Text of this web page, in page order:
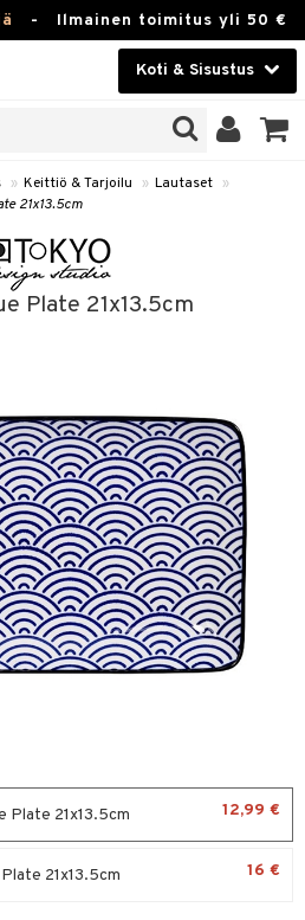
- Ilmainen toimitus yli 50 €
Koti & Sisustus
» Keittiö & Tarjoilu » Lautaset »
21x13.5cm
Plate 21x13.5cm
Plate 21x13.5cm 12,99 €
21x13.5cm 16 €